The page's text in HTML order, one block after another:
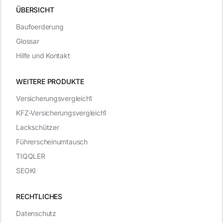
ÜBERSICHT
WEITERE PRODUKTE
Versicherungsvergleich1
KFZ-Versicherungsvergleich1
Lackschützer
Führerscheinumtausch
TIQQLER
SEOKI
RECHTLICHES
Datenschutz
Baufoerderung
Glossar
Hilfe und Kontakt